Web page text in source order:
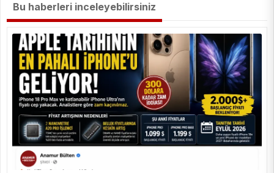
Bu haberleri inceleyebilirsiniz